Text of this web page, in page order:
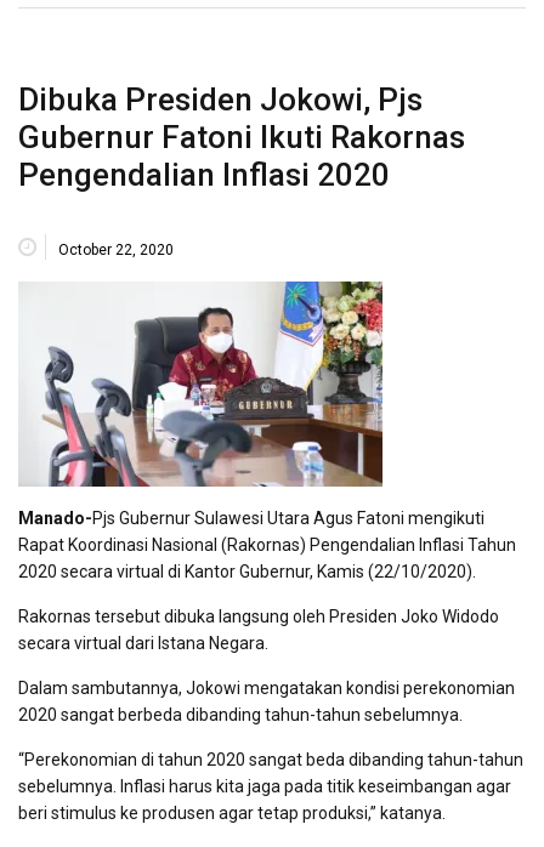
Dibuka Presiden Jokowi, Pjs
Gubernur Fatoni Ikuti Rakornas
Pengendalian Inflasi 2020
October 22, 2020
Manado-Pjs Gubernur Sulawesi Utara Agus Fatoni mengikuti
Rapat Koordinasi Nasional (Rakornas) Pengendalian Inflasi Tahun
2020 secara virtual di Kantor Gubernur, Kamis (22/10/2020).
Rakornas tersebut dibuka langsung oleh Presiden Joko Widodo
secara virtual dari Istana Negara.
Dalam sambutannya, Jokowi mengatakan kondisi perekonomian
2020 sangat berbeda dibanding tahun-tahun sebelumnya.
“Perekonomian di tahun 2020 sangat beda dibanding tahun-tahun
sebelumnya. Inflasi harus kita jaga pada titik keseimbangan agar
beri stimulus ke produsen agar tetap produksi,” katanya.